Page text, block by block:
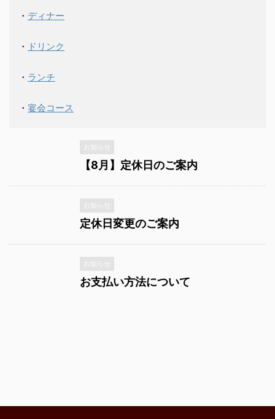
・ ディナー
・ ドリンク
・ ランチ
・ 宴会コース
お知らせ
【8月】定休日のご案内
お知らせ
定休日変更のご案内
お知らせ
お支払い方法について